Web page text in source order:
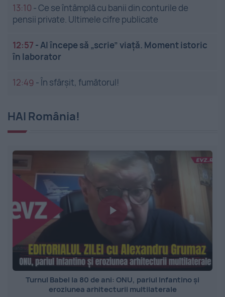
13:10 -Ce se întâmplă cu banii din conturile de
pensii private. Ultimele cifre publicate
12:57 -AI începe să „scrie” viață. Moment istoric
în laborator
12:49 -În sfârșit, fumătorul!
HAI România!
Turnul Babel la 80 de ani: ONU, pariul Infantino și
eroziunea arhitecturii multilaterale